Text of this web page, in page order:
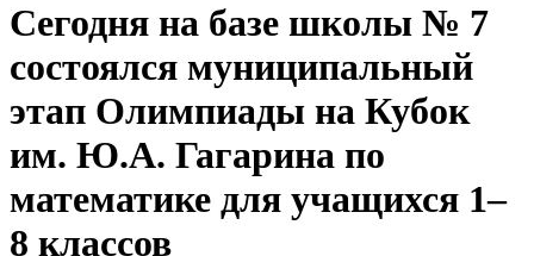
Сегодня на базе школы № 7
состоялся муниципальный
этап Олимпиады на Кубок
им. Ю.А. Гагарина по
математике для учащихся 1–
8 классов